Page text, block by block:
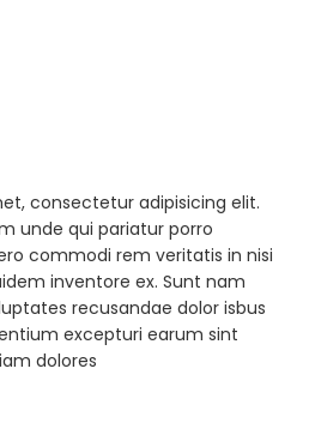
consectetur adipisicing elit.
unde qui pariatur porro
commodi rem veritatis in nisi
inventore ex. Sunt nam
recusandae dolor isbus
excepturi earum sint
dolores